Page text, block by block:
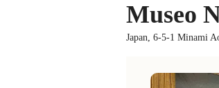
Museo
Japan, 6-5-1 Minami